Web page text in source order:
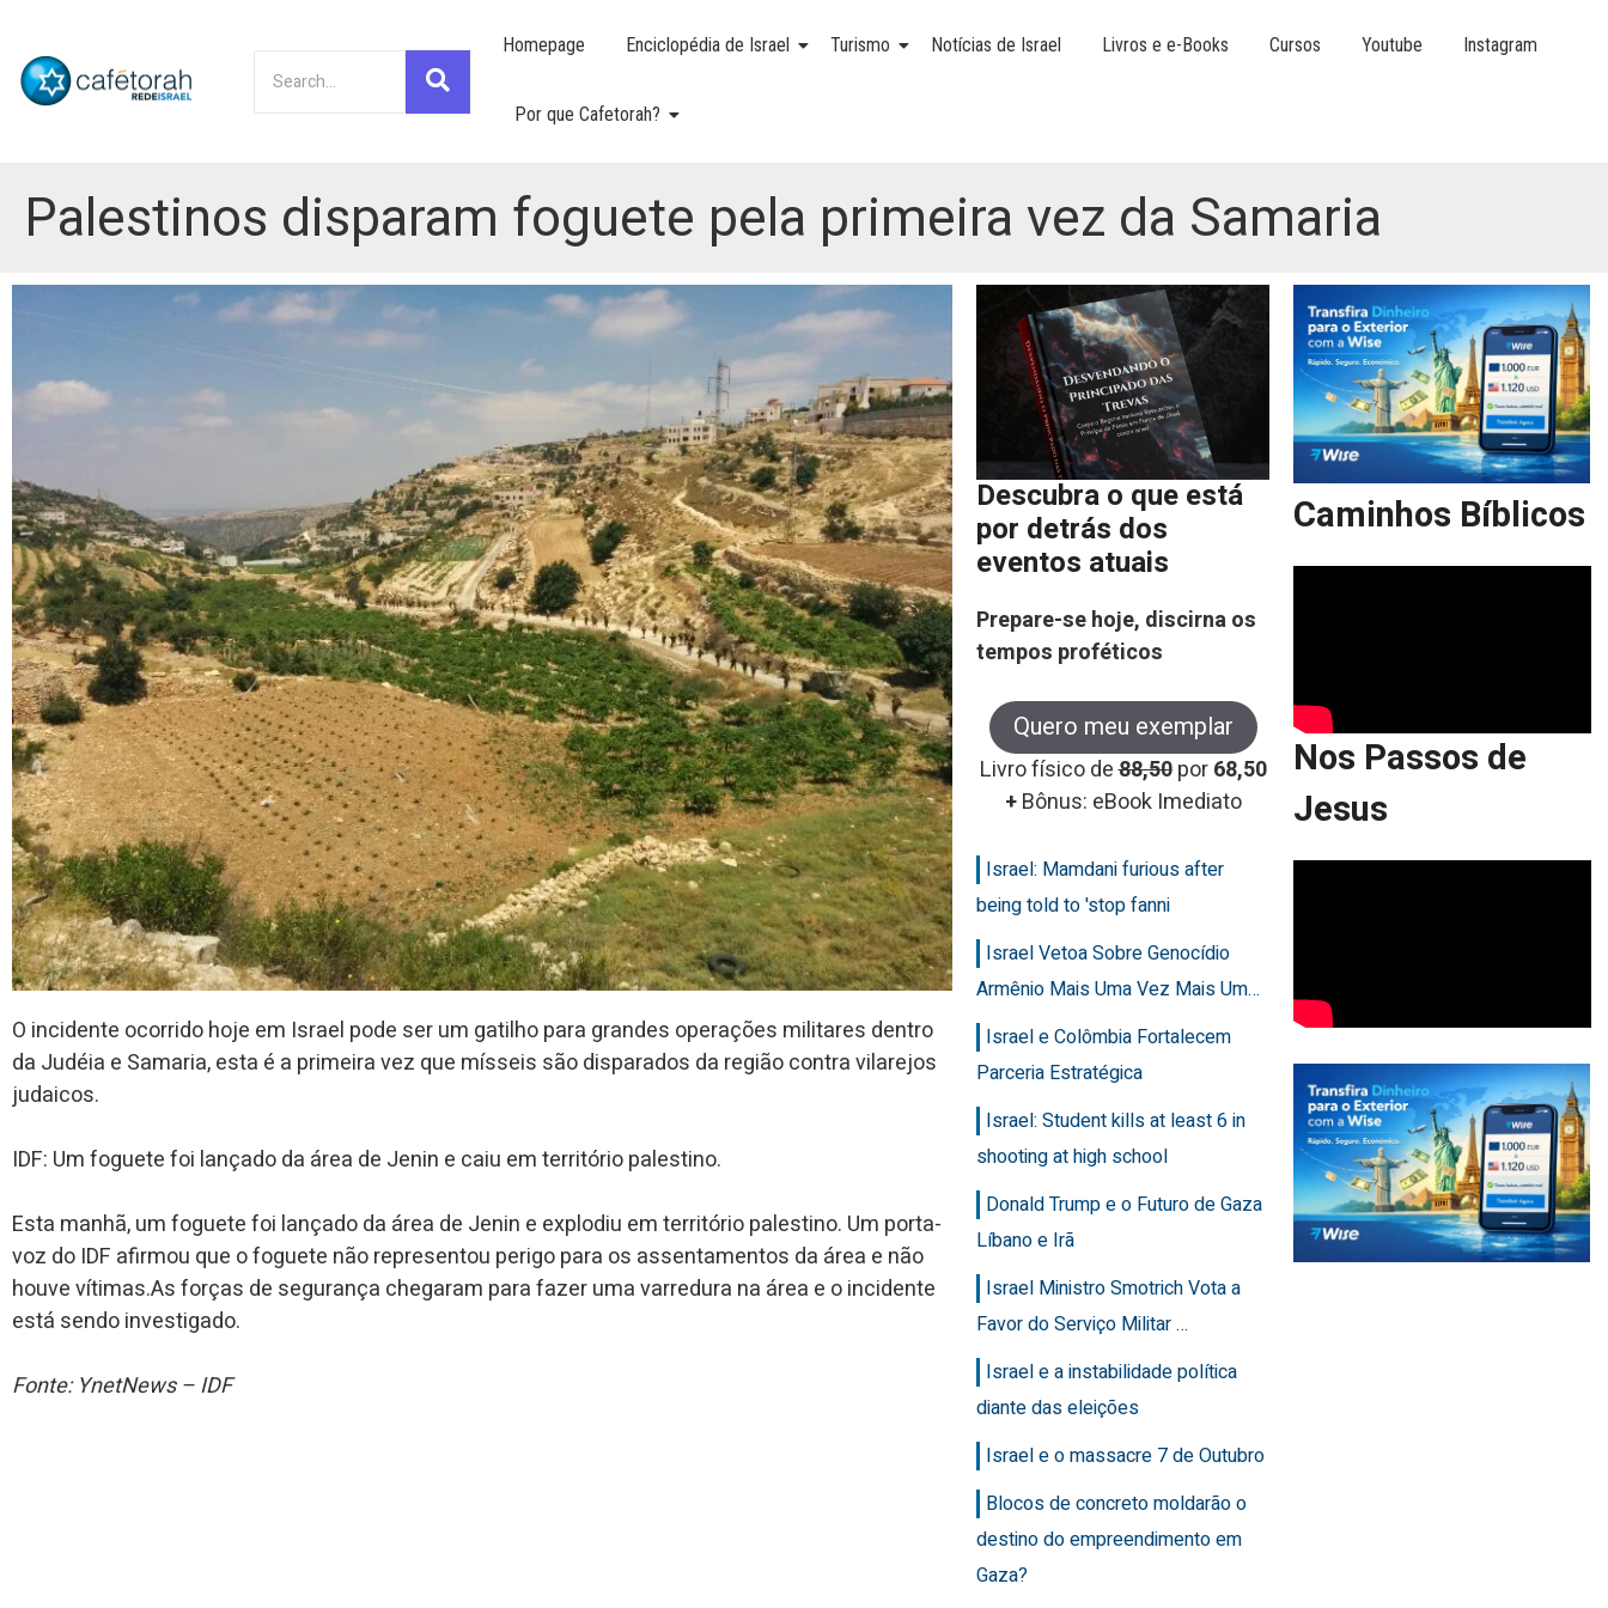
Homepage Enciclopédia de Israel Turismo Notícias de Israel Livros e e-Books Cursos Youtube Instagram
Por que Cafetorah?
Palestinos disparam foguete pela primeira vez da Samaria
O incidente ocorrido hoje em Israel pode ser um gatilho para grandes operações militares dentro
da Judéia e Samaria, esta é a primeira vez que mísseis são disparados da região contra vilarejos
judaicos.
IDF: Um foguete foi lançado da área de Jenin e caiu em território palestino.
Esta manhã, um foguete foi lançado da área de Jenin e explodiu em território palestino. Um porta-
voz do IDF afirmou que o foguete não representou perigo para os assentamentos da área e não
houve vítimas.As forças de segurança chegaram para fazer uma varredura na área e o incidente
está sendo investigado.
Fonte: YnetNews – IDF
Descubra o que está
por detrás dos
eventos atuais
Prepare-se hoje, discirna os
tempos proféticos
Quero meu exemplar
Livro físico de88,50 por68,50
+Bônus: eBook Imediato
Israel: Mamdani furious after
being told to 'stop fanni
Israel Vetoa Sobre Genocídio
Armênio Mais Uma Vez Mais Um…
Israel e Colômbia Fortalecem
Parceria Estratégica
Israel: Student kills at least 6 in
shooting at high school
Donald Trump e o Futuro de Gaza
Líbano e Irã
Israel Ministro Smotrich Vota a
Favor do Serviço Militar …
Israel e a instabilidade política
diante das eleições
Israel e o massacre 7 de Outubro
Blocos de concreto moldarão o
destino do empreendimento em
Gaza?
Caminhos Bíblicos
Nos Passos de
Jesus